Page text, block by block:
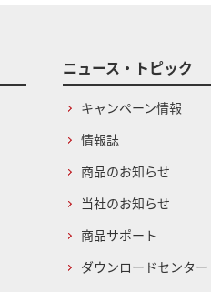
ニュース・トピック
キャンペーン情報
情報誌
商品のお知らせ
当社のお知らせ
商品サポート
ダウンロードセンター